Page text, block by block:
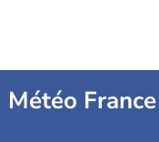
Météo France